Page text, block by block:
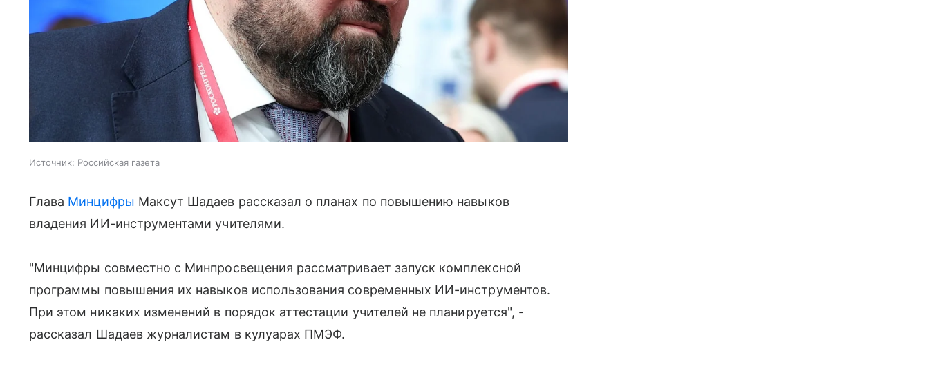
Источник: Российская газета
Глава Минцифры Максут Шадаев рассказал о планах по повышению навыков
владения ИИ-инструментами учителями.
"Минцифры совместно с Минпросвещения рассматривает запуск комплексной
программы повышения их навыков использования современных ИИ-инструментов.
При этом никаких изменений в порядок аттестации учителей не планируется", -
рассказал Шадаев журналистам в кулуарах ПМЭФ.